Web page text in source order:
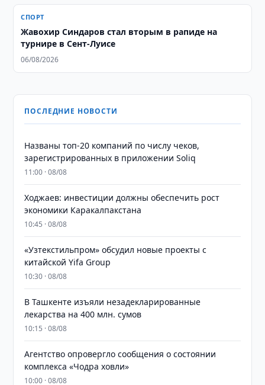
СПОРТ
Жавохир Синдаров стал вторым в рапиде на
турнире в Сент-Луисе
06/08/2026
ПОСЛЕДНИЕ НОВОСТИ
Названы топ-20 компаний по числу чеков,
зарегистрированных в приложении Soliq
11:00 · 08/08
Ходжаев: инвестиции должны обеспечить рост
экономики Каракалпакстана
10:45 · 08/08
«Узтекстильпром» обсудил новые проекты с
китайской Yifa Group
10:30 · 08/08
​​​​​​​В Ташкенте изъяли незадекларированные
лекарства на 400 млн. сумов
10:15 · 08/08
Агентство опровергло сообщения о состоянии
комплекса «Чодра ховли»
10:00 · 08/08